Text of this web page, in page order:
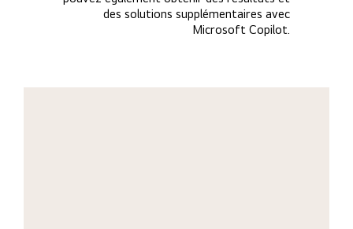
des solutions supplémentaires avec
Microsoft Copilot.